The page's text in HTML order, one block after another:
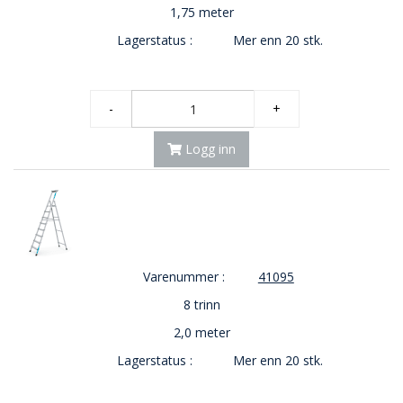
1,75 meter
Lagerstatus :
Mer enn 20 stk.
- +
Logg inn
Varenummer :
41095
8 trinn
2,0 meter
Lagerstatus :
Mer enn 20 stk.